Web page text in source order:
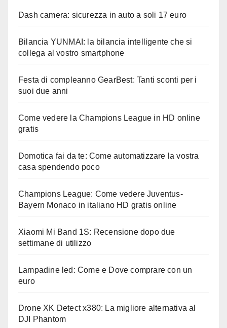
Dash camera: sicurezza in auto a soli 17 euro
Bilancia YUNMAI: la bilancia intelligente che si
collega al vostro smartphone
Festa di compleanno GearBest: Tanti sconti per i
suoi due anni
Come vedere la Champions League in HD online
gratis
Domotica fai da te: Come automatizzare la vostra
casa spendendo poco
Champions League: Come vedere Juventus-
Bayern Monaco in italiano HD gratis online
Xiaomi Mi Band 1S: Recensione dopo due
settimane di utilizzo
Lampadine led: Come e Dove comprare con un
euro
Drone XK Detect x380: La migliore alternativa al
DJI Phantom